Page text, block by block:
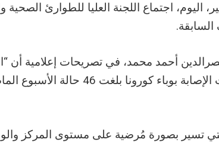
اجتماع اللجنة العليا للطوارئ الصحية
السابقة.
أحمد محمد، في تصريحات إعلامية أن
التي قدمتها الأجهزة المعنية بوزارة الصحة، أشارت إلى أن حالات الإصابة بوباء
تسير بصورة مُرضية على مستوى المركز